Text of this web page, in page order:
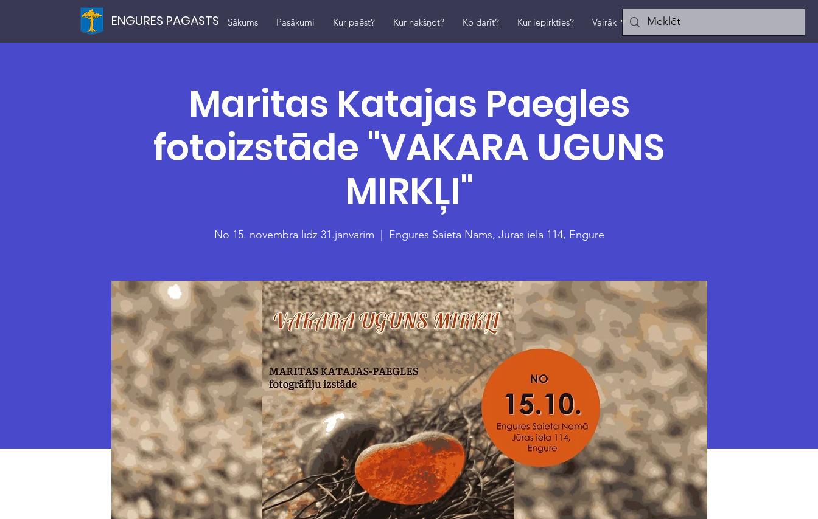
ENGURES PAGASTS Sākums Pasākumi Kur paēst? Kur nakšņot? Ko darīt? Kur iepirkties? Vairāk ▼
Maritas Katajas Paegles
fotoizstāde "VAKARA UGUNS
MIRKĻI"
No 15. novembra līdz 31.janvārim Engures Saieta Nams, Jūras iela 114, Engure